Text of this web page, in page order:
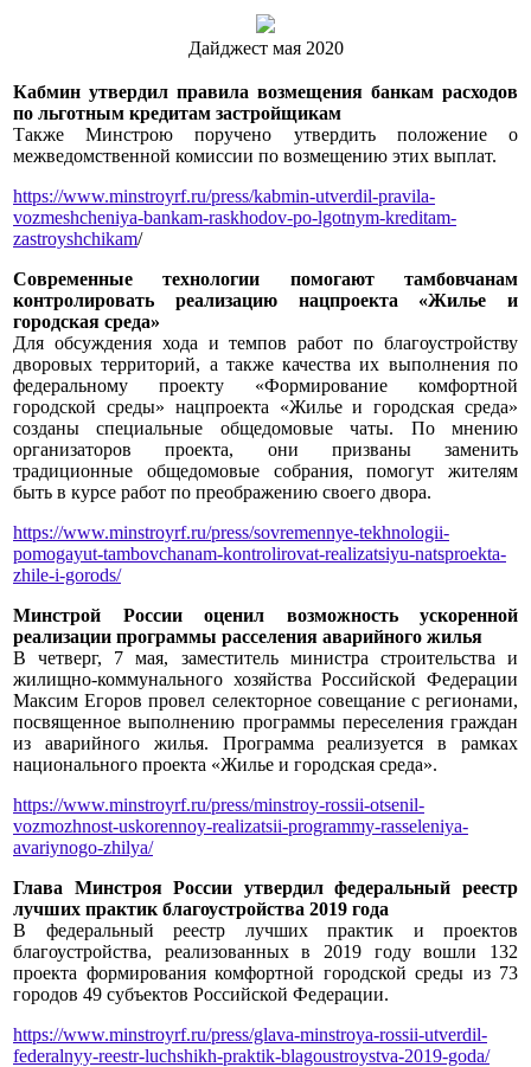
Дайджест мая 2020
Кабмин утвердил правила возмещения банкам расходов
по льготным кредитам застройщикам
Также Минстрою поручено утвердить положение о
межведомственной комиссии по возмещению этих выплат.
https://www.minstroyrf.ru/press/kabmin-utverdil-pravila-
vozmeshcheniya-bankam-raskhodov-po-lgotnym-kreditam-
zastroyshchikam/
Современные технологии помогают тамбовчанам
контролировать реализацию нацпроекта «Жилье и
городская среда»
Для обсуждения хода и темпов работ по благоустройству
дворовых территорий, а также качества их выполнения по
федеральному проекту «Формирование комфортной
городской среды» нацпроекта «Жилье и городская среда»
созданы специальные общедомовые чаты. По мнению
организаторов проекта, они призваны заменить
традиционные общедомовые собрания, помогут жителям
быть в курсе работ по преображению своего двора.
https://www.minstroyrf.ru/press/sovremennye-tekhnologii-
pomogayut-tambovchanam-kontrolirovat-realizatsiyu-natsproekta-
zhile-i-gorods/
Минстрой России оценил возможность ускоренной
реализации программы расселения аварийного жилья
В четверг, 7 мая, заместитель министра строительства и
жилищно-коммунального хозяйства Российской Федерации
Максим Егоров провел селекторное совещание с регионами,
посвященное выполнению программы переселения граждан
из аварийного жилья. Программа реализуется в рамках
национального проекта «Жилье и городская среда».
https://www.minstroyrf.ru/press/minstroy-rossii-otsenil-
vozmozhnost-uskorennoy-realizatsii-programmy-rasseleniya-
avariynogo-zhilya/
Глава Минстроя России утвердил федеральный реестр
лучших практик благоустройства 2019 года
В федеральный реестр лучших практик и проектов
благоустройства, реализованных в 2019 году вошли 132
проекта формирования комфортной городской среды из 73
городов 49 субъектов Российской Федерации.
https://www.minstroyrf.ru/press/glava-minstroya-rossii-utverdil-
federalnyy-reestr-luchshikh-praktik-blagoustroystva-2019-goda/